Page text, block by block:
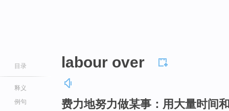
目录
释义
例句
labour over
费力地努力做某事：用大量时间